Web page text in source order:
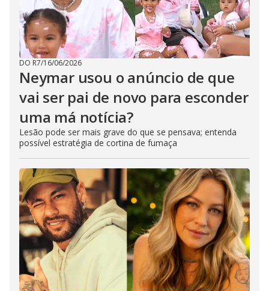
DO R7/16/06/2026
Neymar usou o anúncio de que
vai ser pai de novo para esconder
uma má notícia?
Lesão pode ser mais grave do que se pensava; entenda
possível estratégia de cortina de fumaça